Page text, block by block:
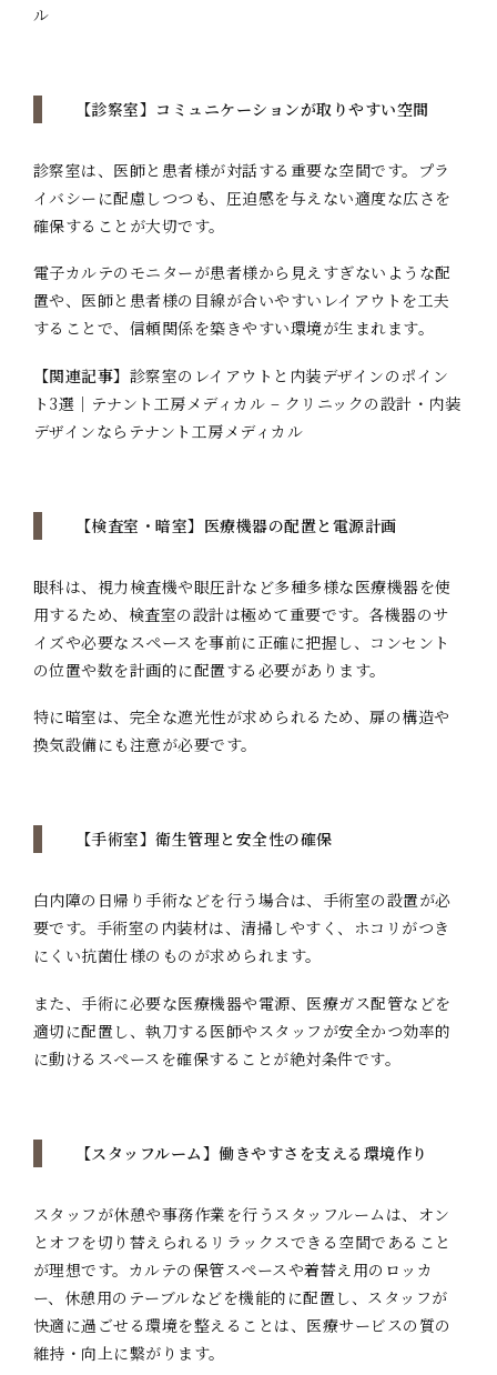
ル
【診察室】コミュニケーションが取りやすい空間
診察室は、医師と患者様が対話する重要な空間です。プラ
イバシーに配慮しつつも、圧迫感を与えない適度な広さを
確保することが大切です。
電子カルテのモニターが患者様から見えすぎないような配
置や、医師と患者様の目線が合いやすいレイアウトを工夫
することで、信頼関係を築きやすい環境が生まれます。
【関連記事】 診察室のレイアウトと内装デザインのポイン
ト3選｜テナント工房メディカル – クリニックの設計・内装
デザインならテナント工房メディカル
【検査室・暗室】医療機器の配置と電源計画
眼科は、視力検査機や眼圧計など多種多様な医療機器を使
用するため、検査室の設計は極めて重要です。各機器のサ
イズや必要なスペースを事前に正確に把握し、コンセント
の位置や数を計画的に配置する必要があります。
特に暗室は、完全な遮光性が求められるため、扉の構造や
換気設備にも注意が必要です。
【手術室】衛生管理と安全性の確保
白内障の日帰り手術などを行う場合は、手術室の設置が必
要です。手術室の内装材は、清掃しやすく、ホコリがつき
にくい抗菌仕様のものが求められます。
また、手術に必要な医療機器や電源、医療ガス配管などを
適切に配置し、執刀する医師やスタッフが安全かつ効率的
に動けるスペースを確保することが絶対条件です。
【スタッフルーム】働きやすさを支える環境作り
スタッフが休憩や事務作業を行うスタッフルームは、オン
とオフを切り替えられるリラックスできる空間であること
が理想です。カルテの保管スペースや着替え用のロッカ
ー、休憩用のテーブルなどを機能的に配置し、スタッフが
快適に過ごせる環境を整えることは、医療サービスの質の
維持・向上に繋がります。